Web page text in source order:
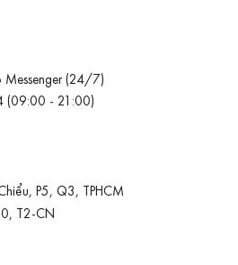
(24/7)
(09:00 - 21:00)
P5, Q3, TPHCM
T2-CN